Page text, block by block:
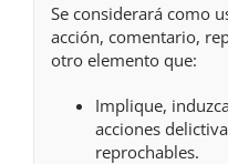
Se considerará como
acción, comentario,
otro elemento que:
Implique,
acciones
reprochables.